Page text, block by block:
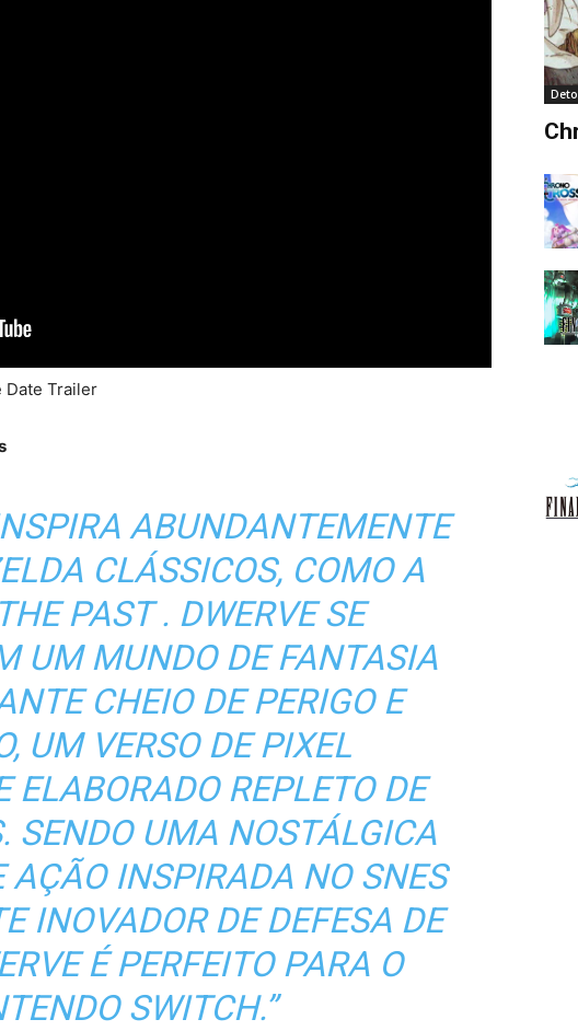
Date Trailer
ABUNDANTEMENTE
CLÁSSICOS, COMOA
PAST. DWERVE SE
UM MUNDO DE FANTASIA
CHEIO DE PERIGO E
UM VERSO DE PIXEL
ELABORADO REPLETO DE
SENDO UMA NOSTÁLGICA
AÇÃO INSPIRADA NO SNES
INOVADOR DE DEFESA DE
É PERFEITO PARA O
SWITCH.”